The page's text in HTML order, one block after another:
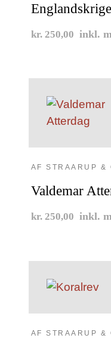
kr. 250,00 inkl.
AF STRAARUP &
Valdemar
kr. 250,00 inkl.
AF STRAARUP &